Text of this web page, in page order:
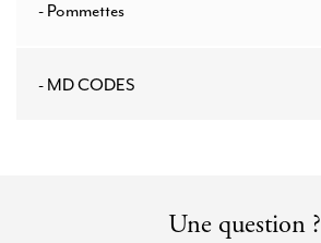
- Pommettes
- MD CODES
Une question ?